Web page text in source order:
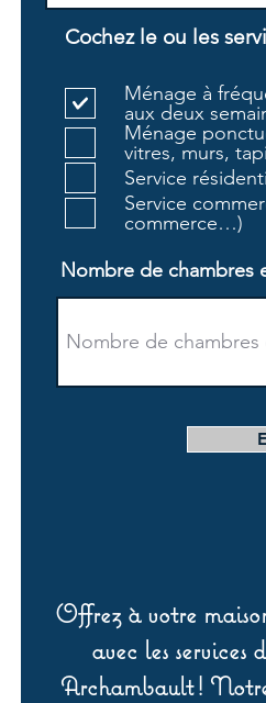
Cochez le ou les
Ménage à
aux deux
Ménage
vitres, murs,
Service
Service
commerce…)
Nombre de chambres
Offrez à votre
avec les services
Archambault !